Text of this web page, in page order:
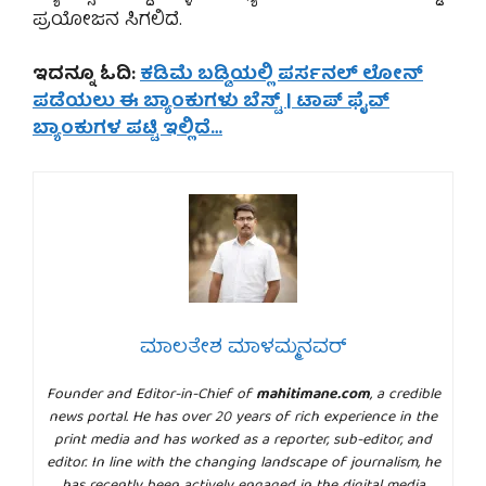
ಪ್ರಯೋಜನ ಸಿಗಲಿದೆ.
ಇದನ್ನೂ ಓದಿ:ಕಡಿಮೆ ಬಡ್ಡಿಯಲ್ಲಿ ಪರ್ಸನಲ್ ಲೋನ್
ಪಡೆಯಲು ಈ ಬ್ಯಾಂಕುಗಳು ಬೆಸ್ಟ್ | ಟಾಪ್ ಫೈವ್
ಬ್ಯಾಂಕುಗಳ ಪಟ್ಟಿ ಇಲ್ಲಿದೆ…
ಮಾಲತೇಶ ಮಾಳಮ್ಮನವರ್
Founder and Editor-in-Chief ofmahitimane.com, a credible
news portal. He has over 20 years of rich experience in the
print media and has worked as a reporter, sub-editor, and
editor. In line with the changing landscape of journalism, he